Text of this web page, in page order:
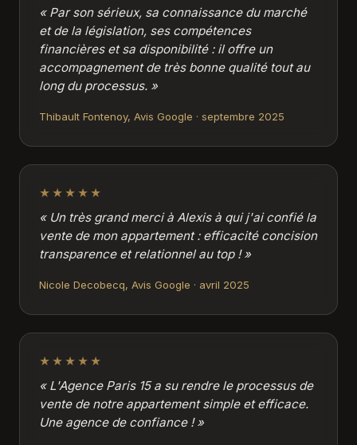
« Par son sérieux, sa connaissance du marché
et de la législation, ses compétences
financières et sa disponibilité : il offre un
accompagnement de très bonne qualité tout au
long du processus. »
Thibault Fontenoy, Avis Google · septembre 2025
★★★★★
« Un très grand merci à Alexis à qui j'ai confié la
vente de mon appartement : efficacité concision
transparence et relationnel au top ! »
Nicole Decobecq, Avis Google · avril 2025
★★★★★
« L'Agence Paris 15 a su rendre le processus de
vente de notre appartement simple et efficace.
Une agence de confiance ! »